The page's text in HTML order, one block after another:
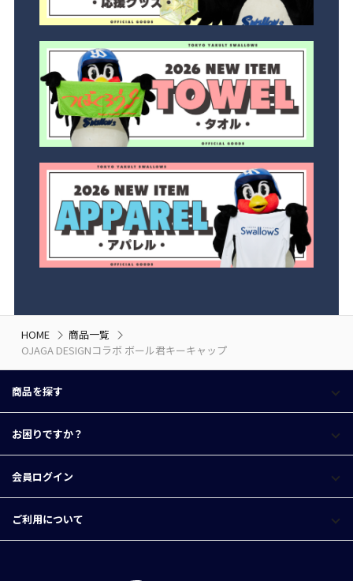
HOME
商品一覧
OJAGA DESIGNコラボ ボール君キーキャップ
商品を探す
お困りですか？
会員ログイン
ご利用について